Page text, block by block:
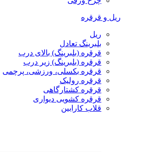
ریل و قرقره
ریل
بلبرینگ تعادل
قرقره (بلبرینگ) بالای درب
قرقره (بلبرینگ) زیر درب
قرقره بکسلی، ورزشی، پرچمی
قرقره رولیک
قرقره کشتارگاهی
قرقره کشویی دیواری
قلاب کارابین